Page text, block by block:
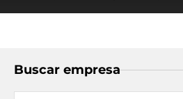
Buscar empresa